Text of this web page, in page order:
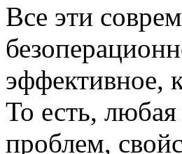
Все эти
эффективное,
То есть,
проблем,